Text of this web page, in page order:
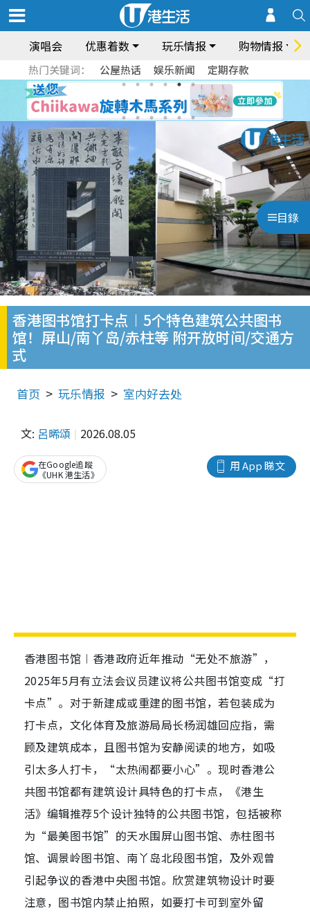
演唱会 优惠着数 玩乐情报 购物情报
热门关键词： 公屋热话 娱乐新闻 定期存款
目錄
香港图书馆打卡点︱5个特色建筑公共图书
馆！屏山/南丫岛/赤柱等 附开放时间/交通方
式
首页 玩乐情报 室内好去处
文: 呂晞頌 2026.08.05
用 App 睇文
在Google追蹤
《UHK 港生活》
香港图书馆︱香港政府近年推动“无处不旅游”，
2025年5月有立法会议员建议将公共图书馆变成“打
卡点”。对于新建成或重建的图书馆，若包装成为
打卡点，文化体育及旅游局局长杨润雄回应指，需
顾及建筑成本，且图书馆为安静阅读的地方，如吸
引太多人打卡，“太热闹都要小心”。现时香港公
共图书馆都有建筑设计具特色的打卡点，《港生
活》编辑推荐5个设计独特的公共图书馆，包括被称
为“最美图书馆”的天水围屏山图书馆、赤柱图书
馆、调景岭图书馆、南丫岛北段图书馆，及外观曾
引起争议的香港中央图书馆。欣赏建筑物设计时要
注意，图书馆内禁止拍照，如要打卡可到室外留